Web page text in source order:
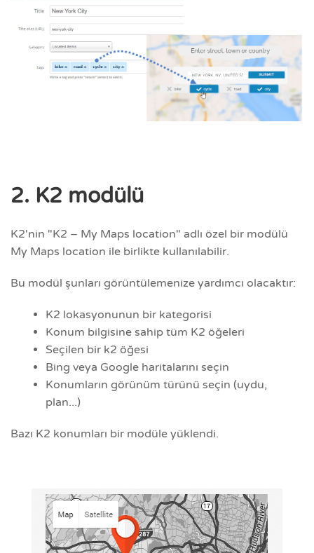
2. K2 modülü
K2'nin "K2 – My Maps location" adlı özel bir modülü
My Maps location ile birlikte kullanılabilir.
Bu modül şunları görüntülemenize yardımcı olacaktır:
K2 lokasyonunun bir kategorisi
Konum bilgisine sahip tüm K2 öğeleri
Seçilen bir k2 öğesi
Bing veya Google haritalarını seçin
Konumların görünüm türünü seçin (uydu,
plan...)
Bazı K2 konumları bir modüle yüklendi.